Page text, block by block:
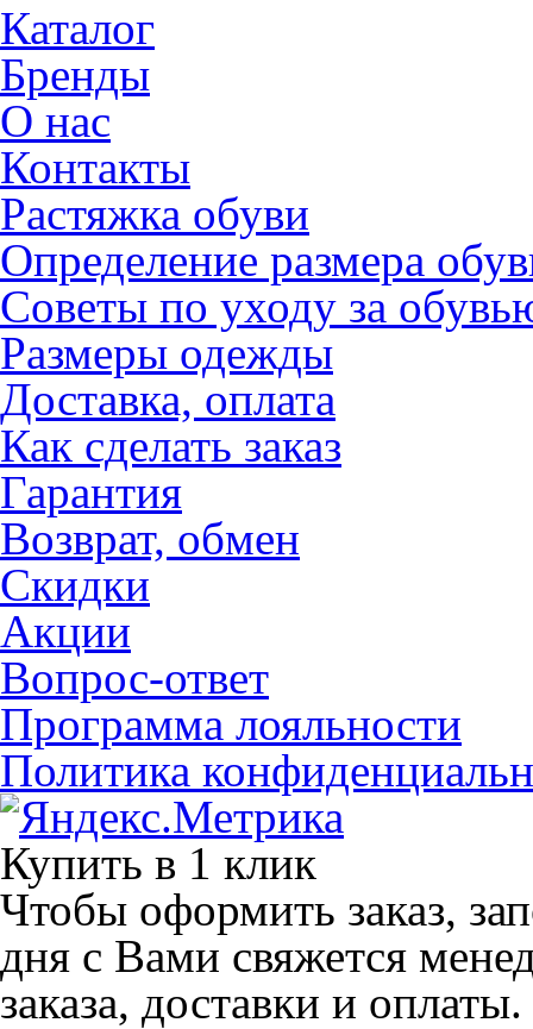
Каталог
Бренды
О нас
Контакты
Растяжка обуви
Определение размера
Советы по уходу за
Размеры одежды
Доставка, оплата
Как сделать заказ
Гарантия
Возврат, обмен
Скидки
Акции
Вопрос-ответ
Программа лояльности
Политика
Купить в 1 клик
Чтобы оформить заказ,
дня с Вами свяжется
заказа, доставки и оплаты.